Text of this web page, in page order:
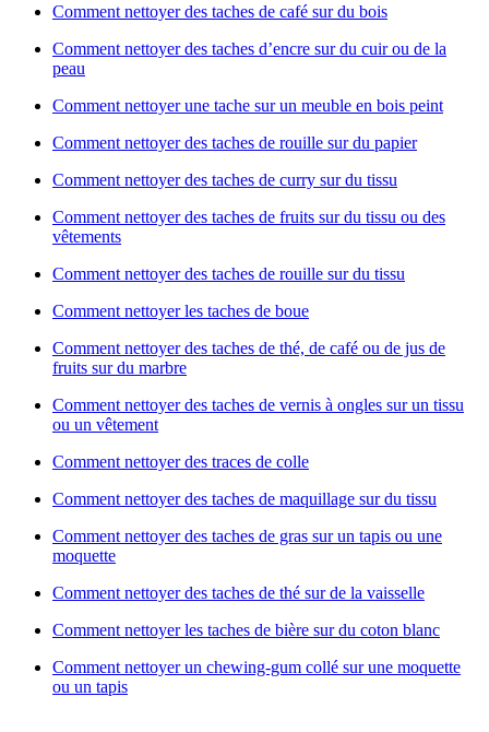
Comment nettoyer des taches de café sur du bois
Comment nettoyer des taches d’encre sur du cuir ou de la
peau
Comment nettoyer une tache sur un meuble en bois peint
Comment nettoyer des taches de rouille sur du papier
Comment nettoyer des taches de curry sur du tissu
Comment nettoyer des taches de fruits sur du tissu ou des
vêtements
Comment nettoyer des taches de rouille sur du tissu
Comment nettoyer les taches de boue
Comment nettoyer des taches de thé, de café ou de jus de
fruits sur du marbre
Comment nettoyer des taches de vernis à ongles sur un tissu
ou un vêtement
Comment nettoyer des traces de colle
Comment nettoyer des taches de maquillage sur du tissu
Comment nettoyer des taches de gras sur un tapis ou une
moquette
Comment nettoyer des taches de thé sur de la vaisselle
Comment nettoyer les taches de bière sur du coton blanc
Comment nettoyer un chewing-gum collé sur une moquette
ou un tapis